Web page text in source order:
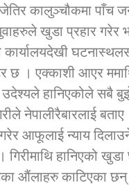
महिला तथा लैङ्गिक हिंसा
महिनावारी सम्बन्धिकाे
बालविवाह सन्देश
तातोपानी गाउँपालिका जुम्लाको सूचना
कालुञ्चौकमा पाँच
खुडा प्रहार गरेर
कार्यालयदेखी
छ । एक्काशी आएर
उदेश्यले हानिएकोले सबै
नेपालीरैबारलाई
गरेर आफूलाई न्याय
गिरीमाथि हानिएको
औंलाहरु काटिएका छन्